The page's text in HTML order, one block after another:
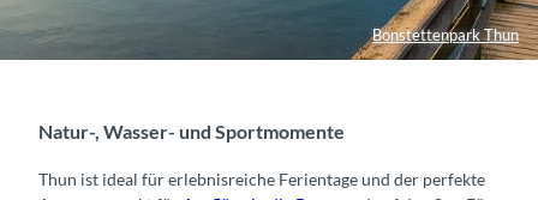
Bonstettenpark Thun
Natur-, Wasser- und Sportmomente
Thun ist ideal für erlebnisreiche Ferientage und der perfekte